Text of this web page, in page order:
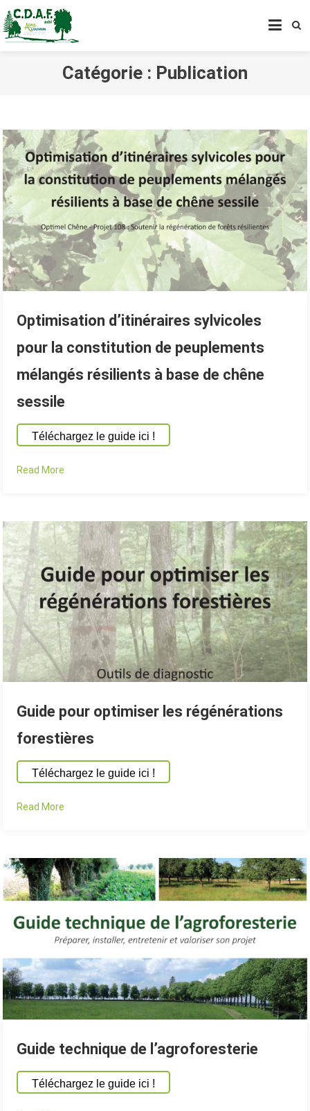
CENTRE DE DÉVELOPPEMENT
Catégorie : Publication
Optimisation d’itinéraires sylvicoles
pour la constitution de peuplements
mélangés résilients à base de chêne
sessile
Téléchargez le guide ici !
Read More
Guide pour optimiser les régénérations
forestières
Téléchargez le guide ici !
Read More
Guide technique de l’agroforesterie
Téléchargez le guide ici !